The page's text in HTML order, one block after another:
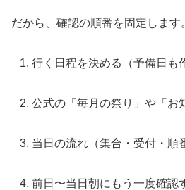
だから、確認の順番を固定します
行く日程を決める（予備日も
公式の「毎月の祭り」や「お
当日の流れ（集合・受付・順
前日〜当日朝にもう一度確認